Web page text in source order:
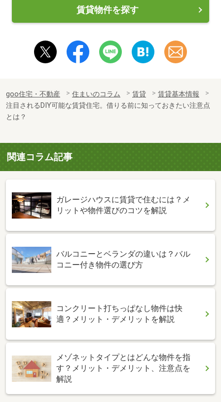
賃貸物件を探す
goo住宅・不動産 住まいのコラム 賃貸
賃貸基本情報
注目されるDIY可能な賃貸住宅。借りる前に知っておきたい注意点
とは？
関連コラム記事
ガレージハウスに賃貸で住むには？メ
リットや物件選びのコツを解説
バルコニーとベランダの違いは？バル
コニー付き物件の選び方
コンクリート打ちっぱなし物件は快
適？メリット・デメリットを解説
メゾネットタイプとはどんな物件を指
す？メリット・デメリット、注意点を
解説